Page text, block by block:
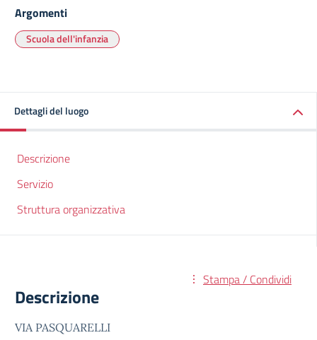
Argomenti
Scuola dell'infanzia
Dettagli del luogo
Descrizione
Servizio
Struttura organizzativa
Stampa / Condividi
Descrizione
VIA PASQUARELLI